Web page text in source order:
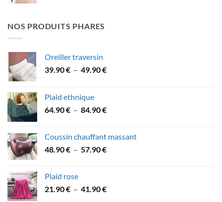
était :
26.90 €.
est :
21.90 €.
NOS PRODUITS PHARES
Oreiller traversin
39.90€ – 49.90€Plage
à
Plaid ethnique
64.90€ – 84.90€Plage
64.90 €
à
Coussin chauffant massant
48.90€ – 57.90€Plage
à
Plaid rose
21.90€ – 41.90€Plage